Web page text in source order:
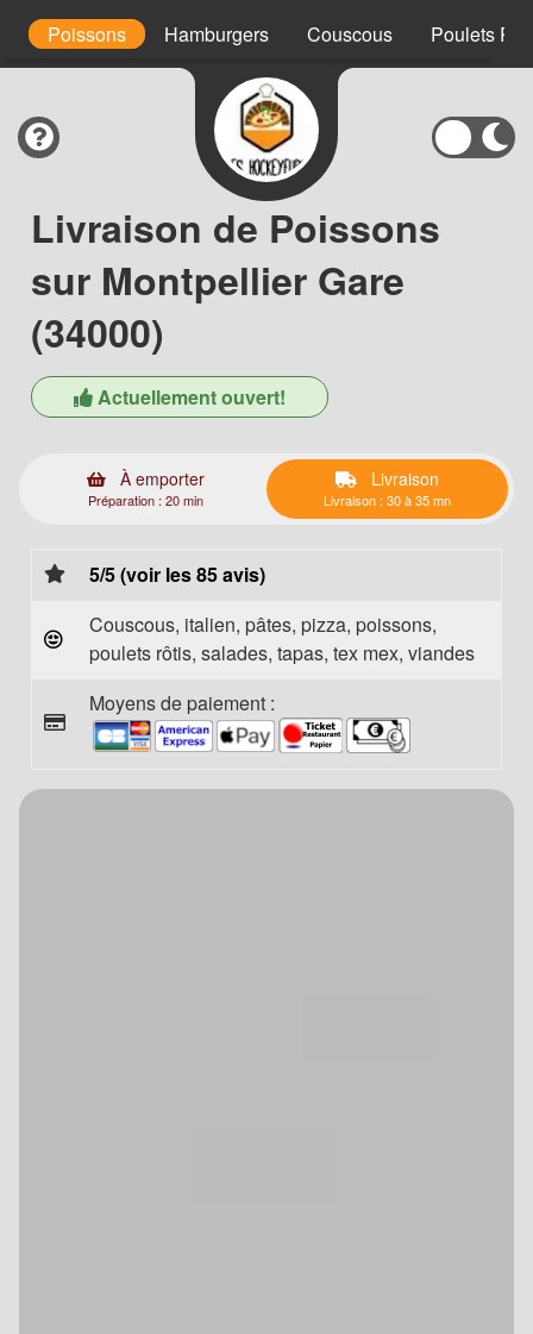
Poissons Hamburgers Couscous Poulets
Livraison de Poissons
sur Montpellier Gare
(34000)
Actuellement ouvert!
À emporter
Préparation : 20 min
Livraison
Livraison : 30 à 35 mn
5/5 (voir les 85 avis)
Couscous, italien, pâtes, pizza, poissons,
poulets rôtis, salades, tapas, tex mex, viandes
Moyens de paiement :